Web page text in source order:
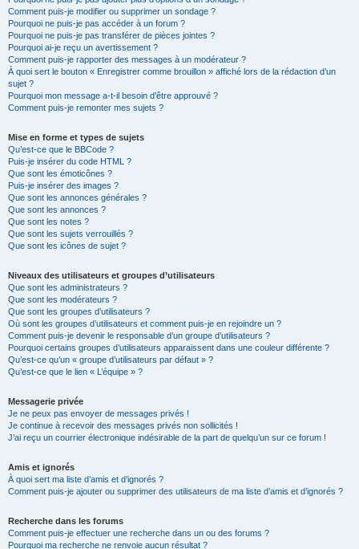
Comment puis-je modifier ou supprimer un sondage ?
Pourquoi ne puis-je pas accéder à un forum ?
Pourquoi ne puis-je pas transférer de pièces jointes ?
Pourquoi ai-je reçu un avertissement ?
Comment puis-je rapporter des messages à un modérateur ?
À quoi sert le bouton « Enregistrer comme brouillon » affiché lors de la rédaction d’un
sujet ?
Pourquoi mon message a-t-il besoin d’être approuvé ?
Comment puis-je remonter mes sujets ?
Mise en forme et types de sujets
Qu’est-ce que le BBCode ?
Puis-je insérer du code HTML ?
Que sont les émoticônes ?
Puis-je insérer des images ?
Que sont les annonces générales ?
Que sont les annonces ?
Que sont les notes ?
Que sont les sujets verrouillés ?
Que sont les icônes de sujet ?
Niveaux des utilisateurs et groupes d’utilisateurs
Que sont les administrateurs ?
Que sont les modérateurs ?
Que sont les groupes d’utilisateurs ?
Où sont les groupes d’utilisateurs et comment puis-je en rejoindre un ?
Comment puis-je devenir le responsable d’un groupe d’utilisateurs ?
Pourquoi certains groupes d’utilisateurs apparaissent dans une couleur différente ?
Qu’est-ce qu’un « groupe d’utilisateurs par défaut » ?
Qu’est-ce que le lien « L’équipe » ?
Messagerie privée
Je ne peux pas envoyer de messages privés !
Je continue à recevoir des messages privés non sollicités !
J’ai reçu un courrier électronique indésirable de la part de quelqu’un sur ce forum !
Amis et ignorés
À quoi sert ma liste d’amis et d’ignorés ?
Comment puis-je ajouter ou supprimer des utilisateurs de ma liste d’amis et d’ignorés ?
Recherche dans les forums
Comment puis-je effectuer une recherche dans un ou des forums ?
Pourquoi ma recherche ne renvoie aucun résultat ?